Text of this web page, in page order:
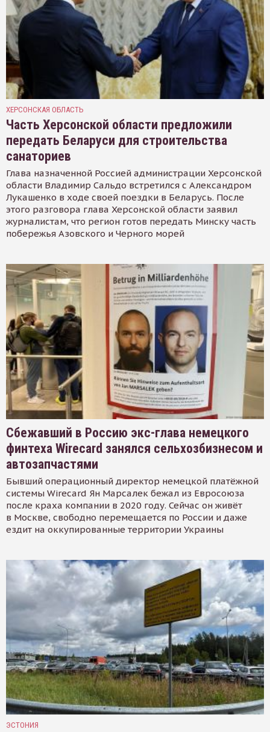
ХЕРСОНСКАЯ ОБЛАСТЬ
Часть Херсонской области предложили
передать Беларуси для строительства
санаториев
Глава назначенной Россией администрации Херсонской
области Владимир Сальдо встретился с Александром
Лукашенко в ходе своей поездки в Беларусь. После
этого разговора глава Херсонской области заявил
журналистам, что регион готов передать Минску часть
побережья Азовского и Черного морей
Сбежавший в Россию экс-глава немецкого
финтеха Wirecard занялся сельхозбизнесом и
автозапчастями
Бывший операционный директор немецкой платёжной
системы Wirecard Ян Марсалек бежал из Евросоюза
после краха компании в 2020 году. Сейчас он живёт
в Москве, свободно перемещается по России и даже
ездит на оккупированные территории Украины
ЭСТОНИЯ